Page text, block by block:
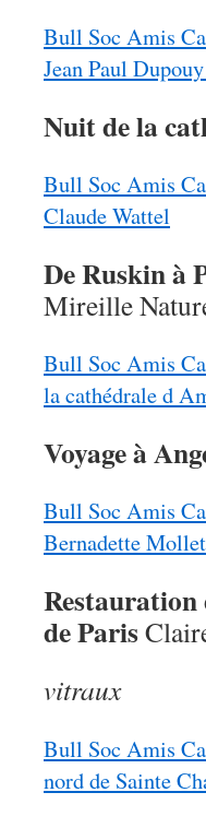
Bull Soc Amis
Jean Paul
Nuit de la
Bull Soc Amis
Claude Wattel
De Ruskin à
Mireille
Bull Soc Amis
la cathédrale d
Voyage à
Bull Soc Amis
Bernadette
Restauration
de Paris
vitraux
Bull Soc Amis
nord de Sainte